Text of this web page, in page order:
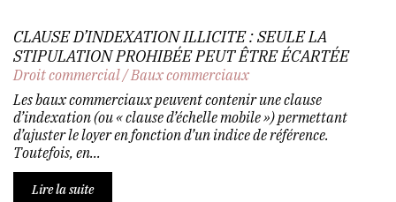
CLAUSE D’INDEXATION ILLICITE : SEULE LA
STIPULATION PROHIBÉE PEUT ÊTRE ÉCARTÉE
Droit commercial/Baux commerciaux
Les baux commerciaux peuvent contenir une clause
d’indexation (ou « clause d’échelle mobile ») permettant
d’ajuster le loyer en fonction d’un indice de référence.
Toutefois, en...
Lire la suite